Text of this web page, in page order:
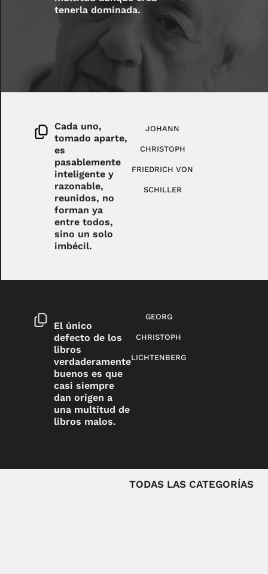
tenerla dominada.
Cada uno,
tomado aparte,
es
pasablemente
inteligente y
razonable,
reunidos, no
forman ya
entre todos,
sino un solo
imbécil.
JOHANN
CHRISTOPH
FRIEDRICH VON
SCHILLER
El único
defecto de los
libros
verdaderamente
buenos es que
casi siempre
dan origen a
una multitud de
libros malos.
GEORG
CHRISTOPH
LICHTENBERG
TODAS LAS CATEGORÍAS